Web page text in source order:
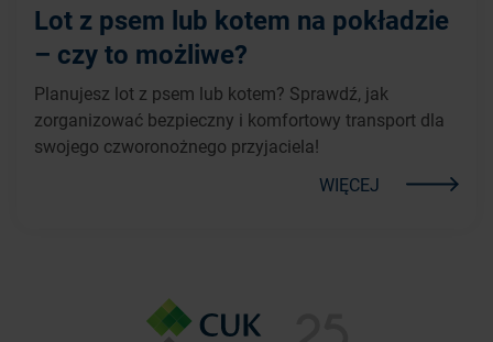
Lot z psem lub kotem na pokładzie
– czy to możliwe?
Planujesz lot z psem lub kotem? Sprawdź, jak
zorganizować bezpieczny i komfortowy transport dla
swojego czworonożnego przyjaciela!
WIĘCEJ